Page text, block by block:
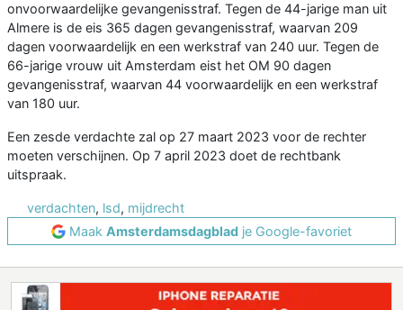
onvoorwaardelijke gevangenisstraf. Tegen de 44-jarige man uit
Almere is de eis 365 dagen gevangenisstraf, waarvan 209
dagen voorwaardelijk en een werkstraf van 240 uur. Tegen de
66-jarige vrouw uit Amsterdam eist het OM 90 dagen
gevangenisstraf, waarvan 44 voorwaardelijk en een werkstraf
van 180 uur.
Een zesde verdachte zal op 27 maart 2023 voor de rechter
moeten verschijnen. Op 7 april 2023 doet de rechtbank
uitspraak.
verdachten, lsd, mijdrecht
Maak Amsterdamsdagblad je Google-favoriet